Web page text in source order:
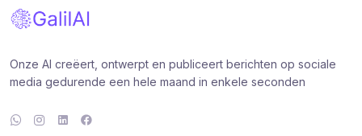
Onze AI creëert, ontwerpt en publiceert berichten op sociale
media gedurende een hele maand in enkele seconden